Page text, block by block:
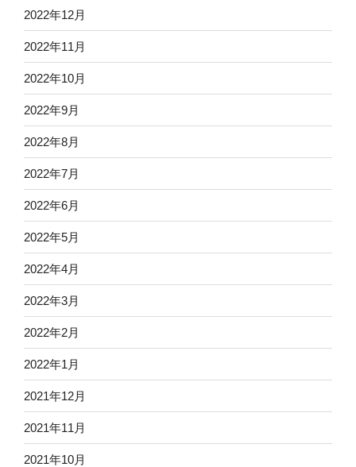
2022年12月
2022年11月
2022年10月
2022年9月
2022年8月
2022年7月
2022年6月
2022年5月
2022年4月
2022年3月
2022年2月
2022年1月
2021年12月
2021年11月
2021年10月